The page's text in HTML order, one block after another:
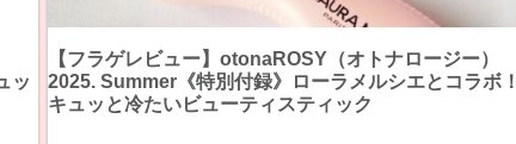
ッ
【フラゲレビュー】otonaROSY（オトナロージー）
2025. Summer《特別付録》ローラメルシエとコラボ
キュッと冷たいビューティスティック